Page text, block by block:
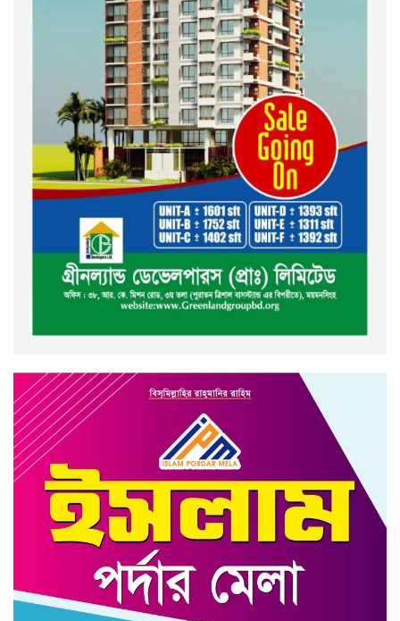
ইসলামী ব্যাংক বাংলাদেশ পিলএলসি
ময়মনসিংহ শাখার গ্রাহক সমাবেশ
২০২৪ এর গণঅভ্যুত্থানের শহিদের
কবর জিয়ারত ও দোয়া করলেন
ময়মনসিংহ মহানগর জামায়াত